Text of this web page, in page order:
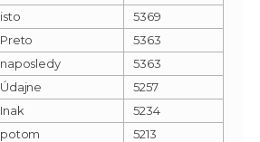
isto
5369
Preto
5363
naposledy
5363
Údajne
5257
Inak
5234
potom
5213